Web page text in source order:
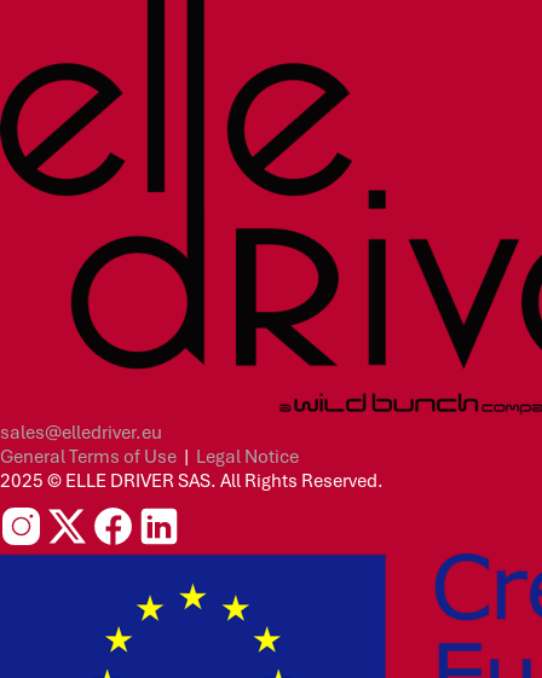
sales@elledriver.eu
General Terms of Use | Legal Notice
2025 © ELLE DRIVER SAS. All Rights Reserved.